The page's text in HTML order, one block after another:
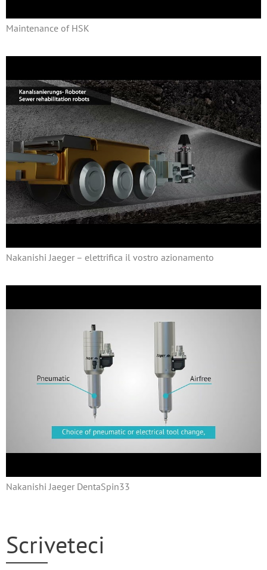
Maintenance of HSK
Nakanishi Jaeger – elettrifica il vostro azionamento
Nakanishi Jaeger DentaSpin33
Scriveteci